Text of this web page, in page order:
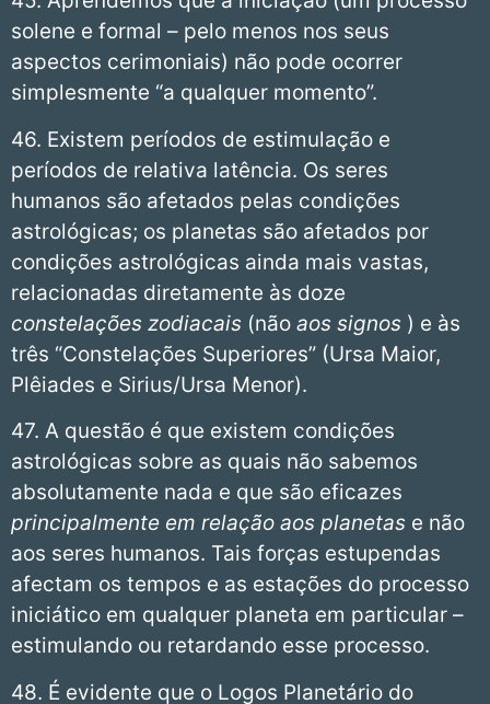
solene e formal – pelo menos nos seus
aspectos cerimoniais) não pode ocorrer
simplesmente “a qualquer momento”.
46. Existem períodos de estimulação e
períodos de relativa latência. Os seres
humanos são afetados pelas condições
astrológicas; os planetas são afetados por
condições astrológicas ainda mais vastas,
relacionadas diretamente às doze
constelações zodiacais (não aos signos ) e às
três “Constelações Superiores” (Ursa Maior,
Plêiades e Sirius/Ursa Menor).
47. A questão é que existem condições
astrológicas sobre as quais não sabemos
absolutamente nada e que são eficazes
principalmente em relação aos planetas e não
aos seres humanos. Tais forças estupendas
afectam os tempos e as estações do processo
iniciático em qualquer planeta em particular –
estimulando ou retardando esse processo.
48. É evidente que o Logos Planetário do